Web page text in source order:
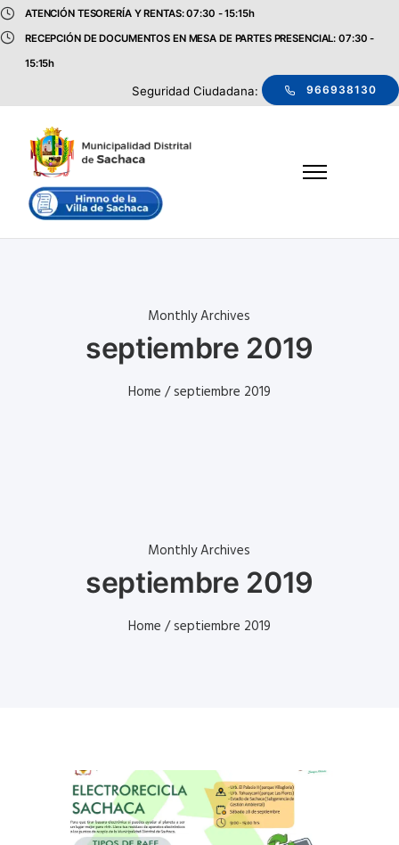
ATENCIÓN TESORERÍA Y RENTAS: 07:30 - 15:15h
RECEPCIÓN DE DOCUMENTOS EN MESA DE PARTES PRESENCIAL: 07:30 -
15:15h
Seguridad Ciudadana: 966938130
Monthly Archives
septiembre 2019
Home / septiembre 2019
Monthly Archives
septiembre 2019
Home / septiembre 2019